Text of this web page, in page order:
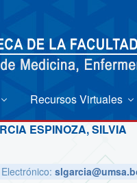
Recursos Virtuales
ESPINOZA, SILVIA